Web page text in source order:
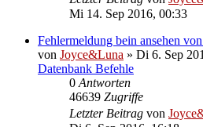
Mi 14. Sep 2016, 00:33
Fehlermeldung bein ansehen
von Joyce&Luna » Di 6. Sep
Datenbank Befehle
0 Antworten
46639 Zugriffe
Letzter Beitrag von